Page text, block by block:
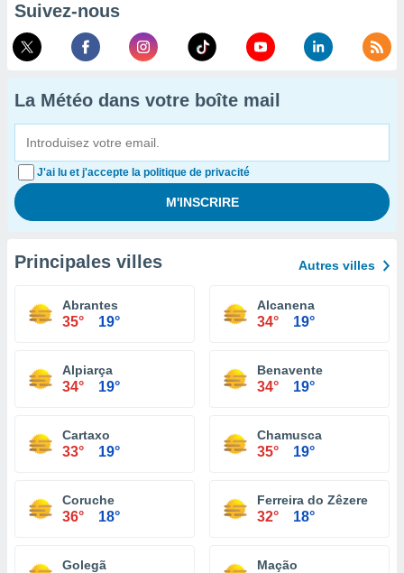
Suivez-nous
La Météo dans votre boîte mail
J'ai lu et j'accepte la politique de privacité
Principales villes Autres villes
Abrantes
35° 19°
Alcanena
34° 19°
Alpiarça
34° 19°
Benavente
34° 19°
Cartaxo
33° 19°
Chamusca
35° 19°
Coruche
36° 18°
Ferreira do Zêzere
32° 18°
Golegã Mação